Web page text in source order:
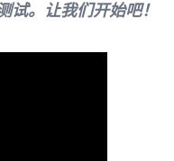
试。让我们开始吧！